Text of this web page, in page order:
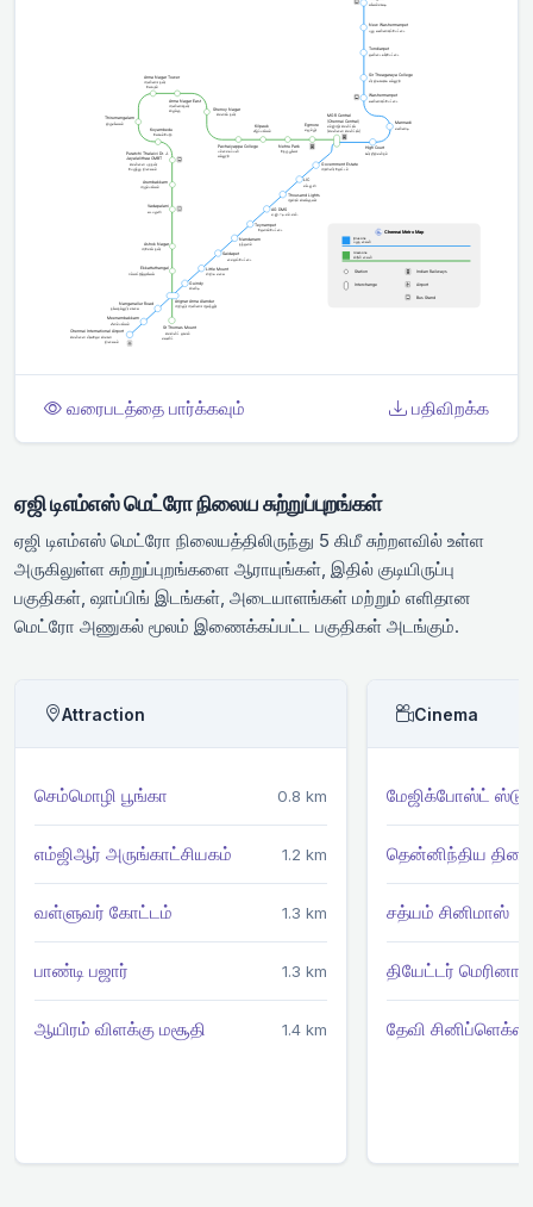
வரைபடத்தை பார்க்கவும் பதிவிறக்க
ஏஜி டிஎம்எஸ் மெட்ரோ நிலைய சுற்றுப்புறங்கள்
ஏஜி டிஎம்எஸ் மெட்ரோ நிலையத்திலிருந்து 5 கிமீ சுற்றளவில் உள்ள
அருகிலுள்ள சுற்றுப்புறங்களை ஆராயுங்கள், இதில் குடியிருப்பு
பகுதிகள், ஷாப்பிங் இடங்கள், அடையாளங்கள் மற்றும் எளிதான
மெட்ரோ அணுகல் மூலம் இணைக்கப்பட்ட பகுதிகள் அடங்கும்.
Attraction
செம்மொழி பூங்கா 0.8 km
எம்ஜிஆர் அருங்காட்சியகம் 1.2 km
வள்ளுவர் கோட்டம் 1.3 km
பாண்டி பஜார் 1.3 km
ஆயிரம் விளக்கு மசூதி 1.4 km
Cinema
மேஜிக்போஸ்ட்
தென்னிந்திய
சத்யம் சினிமாஸ்
தியேட்டர் மெரினா
தேவி சினிப்ளெக்ஸ்